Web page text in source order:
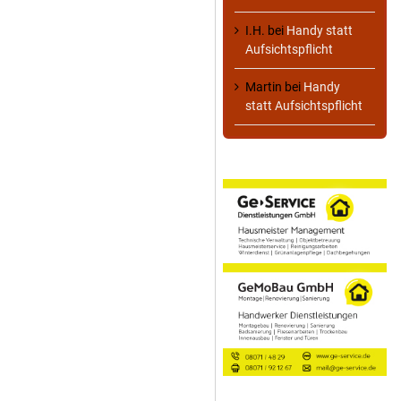
I.H. bei Handy statt
Aufsichtspflicht
Martin bei Handy
statt Aufsichtspflicht